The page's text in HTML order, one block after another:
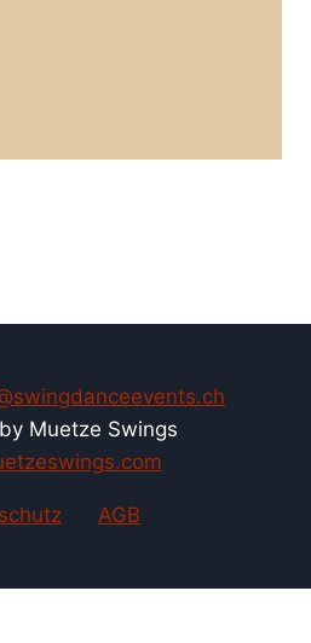
Muetze Swings
AGB